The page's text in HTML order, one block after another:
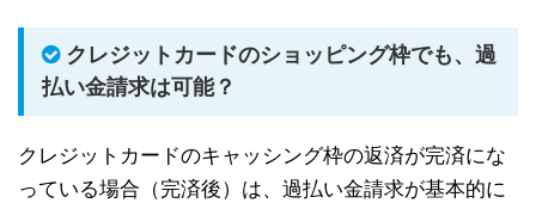
クレジットカードのショッピング枠でも、過
払い金請求は可能？
クレジットカードのキャッシング枠の返済が完済にな
っている場合（完済後）は、過払い金請求が基本的に